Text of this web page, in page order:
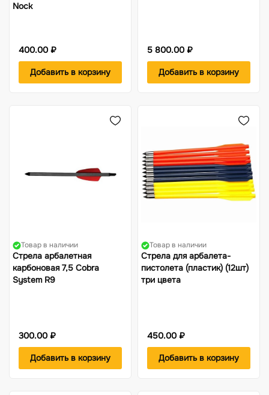
Nock
400.00 ₽
Добавить в корзину
5 800.00 ₽
Добавить в корзину
Товар в наличии
Стрела арбалетная
карбоновая 7,5 Cobra
System R9
300.00 ₽
Добавить в корзину
Товар в наличии
Стрела для арбалета-
пистолета (пластик) (12шт)
три цвета
450.00 ₽
Добавить в корзину